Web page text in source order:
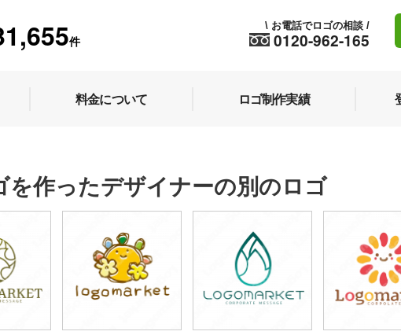
件 0120-962-165
\ お電話でロゴの相談 /
料金について ロゴ制作実績
を作ったデザイナーの別のロゴ